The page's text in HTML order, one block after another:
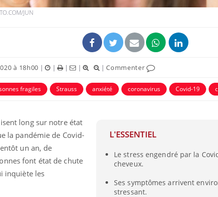
JUN
à 18h00 | | | | |Commenter
fragiles Strauss anxiété coronavirus Covid-19
L'ESSENTIEL
Le stress engendré par la
cheveux.
Ses symptômes arrivent
stressant.
long sur notre état
la pandémie de Covid-
un an, de
font état de chute
inquiète les
:
des
proche c'est
Youtube
Carence en fer : comprendre pour
prévenir Youtube
même alopécie… Les symptômes de la
carence en fer sont multiples ce qui la rend
osait